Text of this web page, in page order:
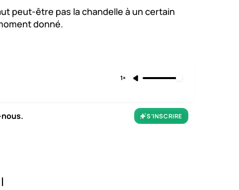
peut-être pas la chandelle à un certain
donné.
1×
S’INSCRIRE